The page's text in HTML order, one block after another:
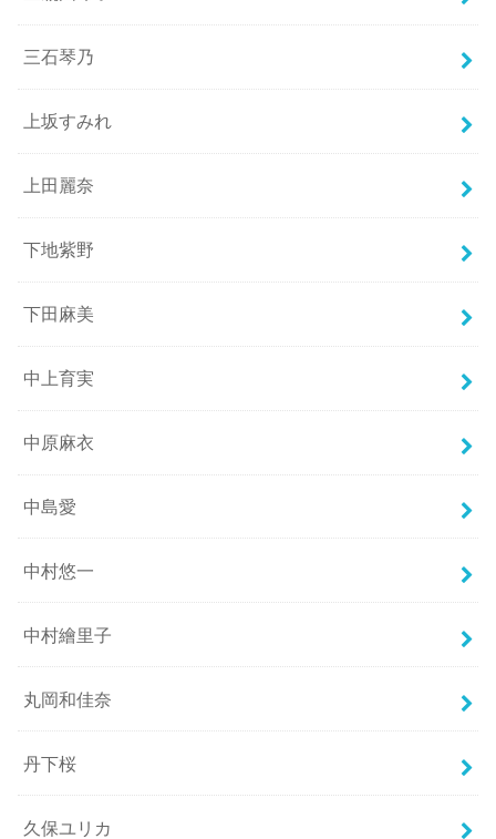
三石琴乃
上坂すみれ
上田麗奈
下地紫野
下田麻美
中上育実
中原麻衣
中島愛
中村悠一
中村繪里子
丸岡和佳奈
丹下桜
久保ユリカ